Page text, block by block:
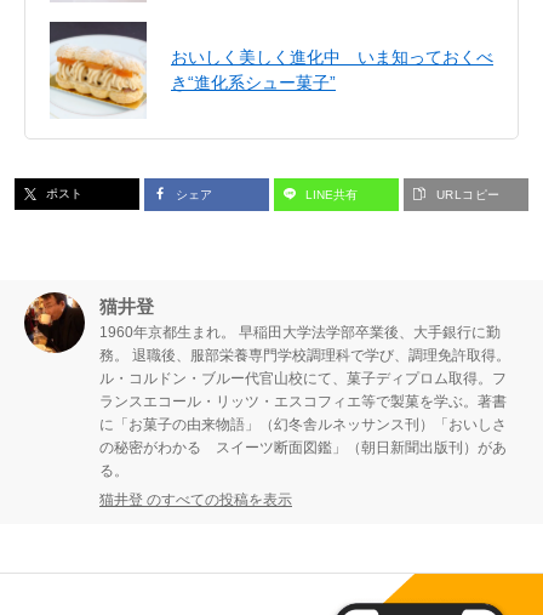
おいしく美しく進化中 いま知っておくべ
き“進化系シュー菓子”
ポスト シェア LINE共有 URLコピー
猫井登
1960年京都生まれ。 早稲田大学法学部卒業後、大手銀行に勤
務。 退職後、服部栄養専門学校調理科で学び、調理免許取得。
ル・コルドン・ブルー代官山校にて、菓子ディプロム取得。フ
ランスエコール・リッツ・エスコフィエ等で製菓を学ぶ。著書
に「お菓子の由来物語」（幻冬舎ルネッサンス刊）「おいしさ
の秘密がわかる スイーツ断面図鑑」（朝日新聞出版刊）があ
る。
猫井登 のすべての投稿を表示